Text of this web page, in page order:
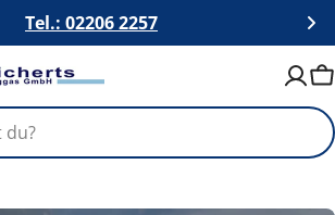
Tel.: 02206 2257